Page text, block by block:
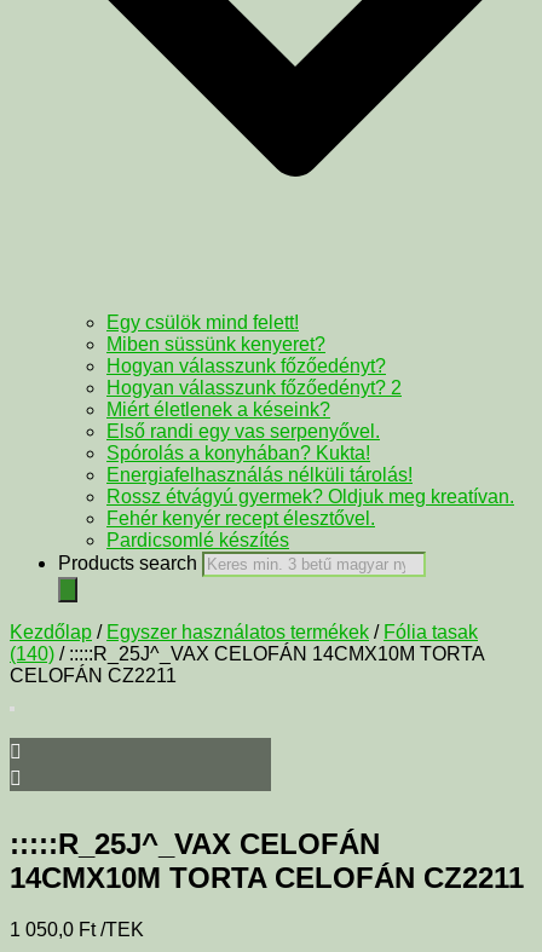
Egy csülök mind felett!
Miben süssünk kenyeret?
Hogyan válasszunk főzőedényt?
Hogyan válasszunk főzőedényt? 2
Miért életlenek a késeink?
Első randi egy vas serpenyővel.
Spórolás a konyhában? Kukta!
Energiafelhasználás nélküli tárolás!
Rossz étvágyú gyermek? Oldjuk meg kreatívan.
Fehér kenyér recept élesztővel.
Pardicsomlé készítés
Products search
Kezdőlap / Egyszer használatos termékek / Fólia tasak
(140) / :::::R_25J^_VAX CELOFÁN 14CMX10M TORTA
CELOFÁN CZ2211
:::::R_25J^_VAX CELOFÁN
14CMX10M TORTA CELOFÁN CZ2211
1 050,0 Ft /TEK